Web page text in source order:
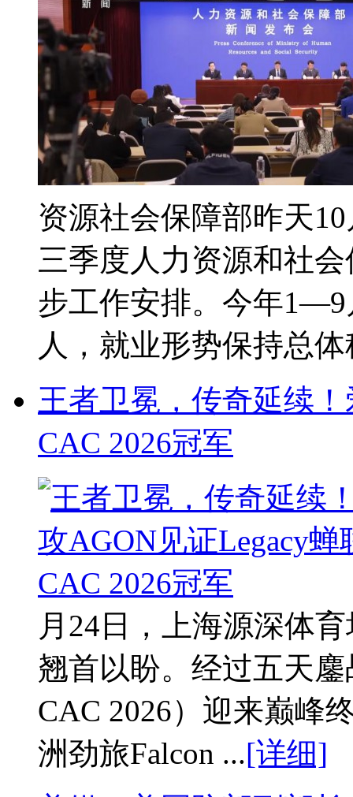
资源社会保障部昨天
三季度人力资源和社
步工作安排。今年1—9
人，就业形势保持总体
王者卫冕，传奇延续
CAC 2026冠军
月24日，上海源深体
翘首以盼。经过五天
CAC 2026）迎来巅峰
洲劲旅Falcon ...[详细]